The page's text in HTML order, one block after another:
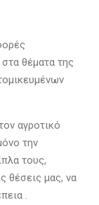
θέματα της
αγροτικό
την
τους,
θέσεις μας, να
.